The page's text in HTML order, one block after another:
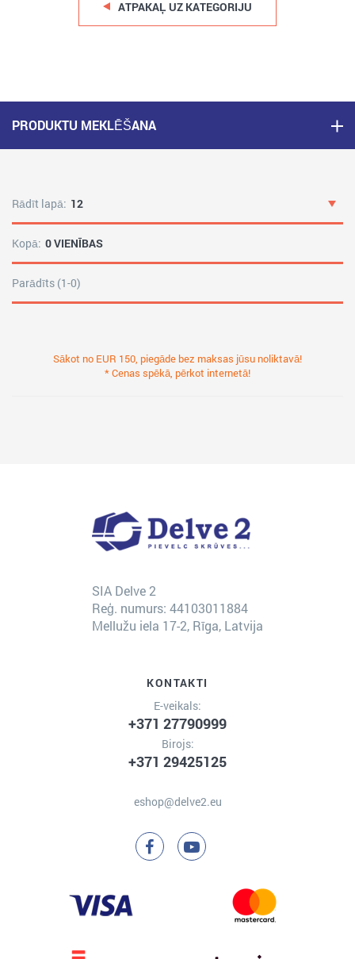
ATPAKAĻ UZ KATEGORIJU
PRODUKTU MEKLĒŠANA
Rādīt lapā: 12
Kopā: 0 VIENĪBAS
Parādīts (1-0)
Sākot no EUR 150, piegāde bez maksas jūsu noliktavā!
* Cenas spēkā, pērkot internetā!
SIA Delve 2
Reģ. numurs: 44103011884
Mellužu iela 17-2, Rīga, Latvija
KONTAKTI
E-veikals:
+371 27790999
Birojs:
+371 29425125
eshop@delve2.eu